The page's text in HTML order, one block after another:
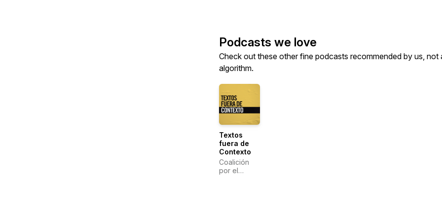
Podcasts we love
Check out these other fine podcasts recommended by us, not
algorithm.
Textos
fuera de
Contexto
Coalición
por el